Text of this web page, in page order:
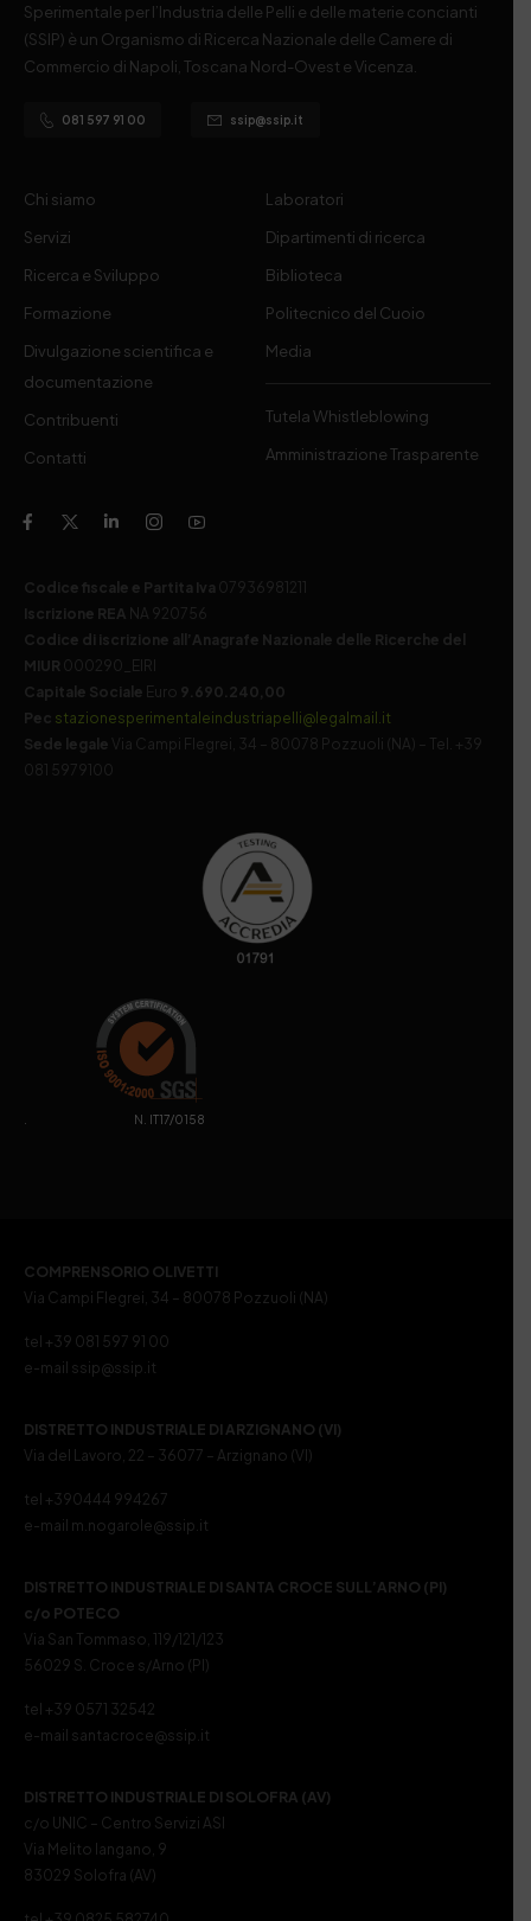
Sperimentale per l’Industria delle Pelli e delle materie concianti
(SSIP) è un Organismo di Ricerca Nazionale delle Camere di
Commercio di Napoli, Toscana Nord-Ovest e Vicenza.
081 597 91 00 ssip@ssip.it
Chi siamo
Servizi
Ricerca e Sviluppo
Formazione
Divulgazione scientifica e
documentazione
Contribuenti
Contatti
Laboratori
Dipartimenti di ricerca
Biblioteca
Politecnico del Cuoio
Media
Tutela Whistleblowing
Amministrazione Trasparente
Codice fiscale e Partita Iva 07936981211
Iscrizione REA NA 920756
Codice di iscrizione all’Anagrafe Nazionale delle Ricerche del
MIUR 000290_EIRI
Capitale Sociale Euro 9.690.240,00
Pec stazionesperimentaleindustriapelli@legalmail.it
Sede legale
Via Campi Flegrei, 34 – 80078 Pozzuoli (NA) – Tel. +39
081 5979100
. N. IT17/0158
COMPRENSORIO OLIVETTI
Via Campi Flegrei, 34 – 80078 Pozzuoli (NA)
tel +39 081 597 91 00
e-mail ssip@ssip.it
DISTRETTO INDUSTRIALE DI ARZIGNANO (VI)
Via del Lavoro, 22 – 36077 – Arzignano (VI)
tel +390444 994267
e-mail m.nogarole@ssip.it
DISTRETTO INDUSTRIALE DI SANTA CROCE SULL’ARNO (PI)
c/o POTECO
Via San Tommaso, 119/121/123
56029 S. Croce s/Arno (PI)
tel +39 0571 32542
e-mail santacroce@ssip.it
DISTRETTO INDUSTRIALE DI SOLOFRA (AV)
c/o UNIC – Centro Servizi ASI
Via Melito Iangano, 9
83029 Solofra (AV)